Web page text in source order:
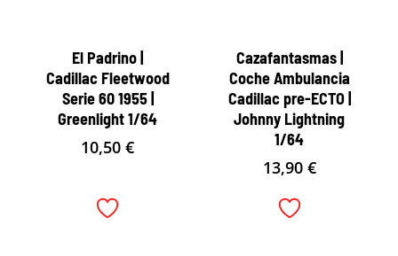
El Padrino |
Cadillac Fleetwood
Serie 60 1955 |
Greenlight 1/64
10,50€
Cazafantasmas |
Coche Ambulancia
Cadillac pre-ECTO |
Johnny Lightning
1/64
13,90 €